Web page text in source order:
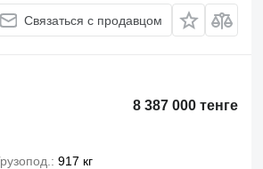
Связаться с продавцом
8 387 000 тенге
917 кг